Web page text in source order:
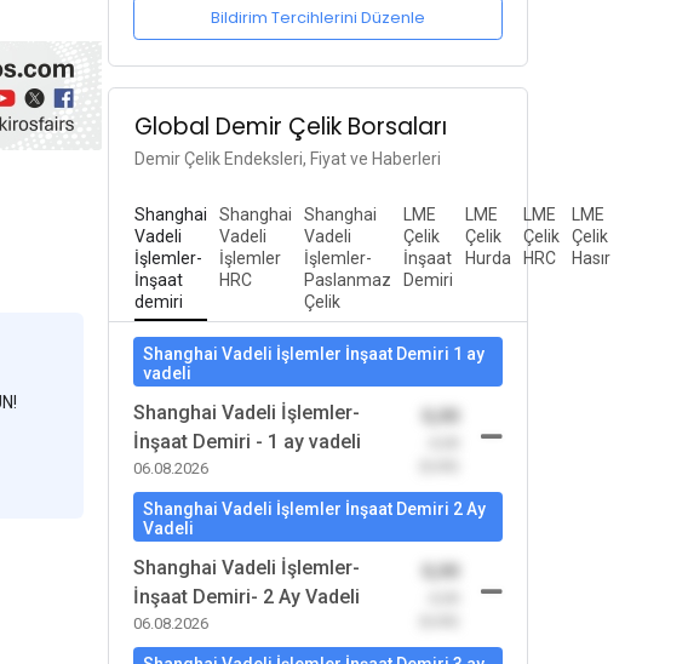
Bildirim Tercihlerini Düzenle
Global Demir Çelik Borsaları
Demir Çelik Endeksleri, Fiyat ve Haberleri
Shanghai
Vadeli
İşlemler-
İnşaat
demiri
Shanghai
Vadeli
İşlemler
HRC
Shanghai
Vadeli
İşlemler-
Paslanmaz
Çelik
LME
Çelik
İnşaat
Demiri
LME
Çelik
Hurda
LME
Çelik
HRC
LME
Çelik
Hasır
Shanghai Vadeli İşlemler İnşaat Demiri 1 ay
vadeli
Shanghai Vadeli İşlemler-
İnşaat Demiri - 1 ay vadeli
06.08.2026
0,00
Shanghai Vadeli İşlemler İnşaat Demiri 2 Ay
Vadeli
Shanghai Vadeli İşlemler-
İnşaat Demiri- 2 Ay Vadeli
06.08.2026
0,00